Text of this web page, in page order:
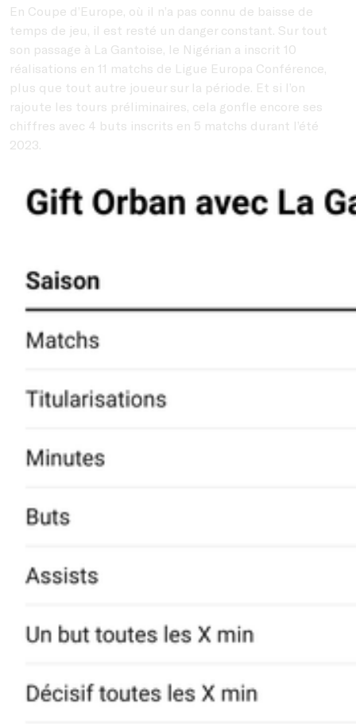
En Coupe d’Europe, où il n’a pas connu de baisse de
temps de jeu, il est resté un danger constant. Sur tout
son passage à La Gantoise, le Nigérian a inscrit 10
réalisations en 11 matchs de Ligue Europa Conférence,
plus que tout autre joueur sur la période. Et si l’on
rajoute les tours préliminaires, cela gonfle encore ses
chiffres avec 4 buts inscrits en 5 matchs durant l’été
2023.